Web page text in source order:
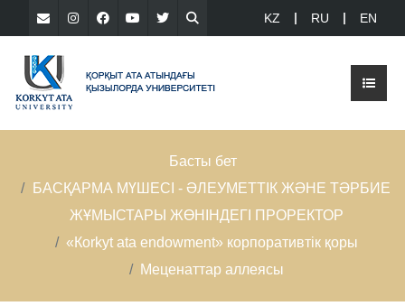
KZ RU EN
Басты бет
БАСҚАРМА МҮШЕСІ - ӘЛЕУМЕТТІК ЖӘНЕ ТӘРБИЕ
ЖҰМЫСТАРЫ ЖӨНІНДЕГІ ПРОРЕКТОР
«Кorkyt ata endowment» корпоративтік қоры
Меценаттар аллеясы